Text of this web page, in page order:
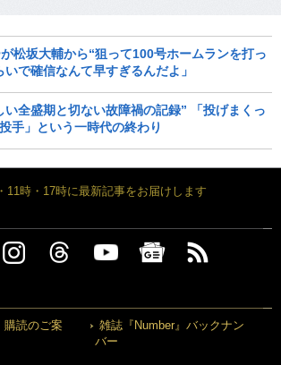
松坂大輔から“狙って100号ホームランを打っ
で確信なんて早すぎるんだよ」
い全盛期と切ない故障禍の記録” 「投げまくっ
手」という一時代の終わり
11時・17時に最新記事をお届けします
購読のご案
雑誌『Number』バックナン
バー